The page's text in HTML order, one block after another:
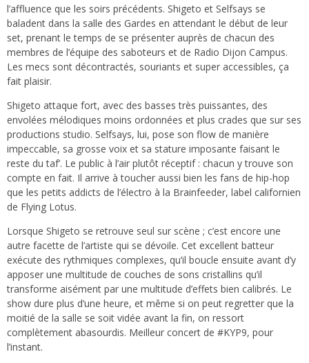
l’affluence que les soirs précédents. Shigeto et Selfsays se
baladent dans la salle des Gardes en attendant le début de leur
set, prenant le temps de se présenter auprès de chacun des
membres de l’équipe des saboteurs et de Radio Dijon Campus.
Les mecs sont décontractés, souriants et super accessibles, ça
fait plaisir.
Shigeto attaque fort, avec des basses très puissantes, des
envolées mélodiques moins ordonnées et plus crades que sur ses
productions studio. Selfsays, lui, pose son flow de manière
impeccable, sa grosse voix et sa stature imposante faisant le
reste du taf’. Le public à l’air plutôt réceptif : chacun y trouve son
compte en fait. Il arrive à toucher aussi bien les fans de hip-hop
que les petits addicts de l’électro à la Brainfeeder, label californien
de Flying Lotus.
Lorsque Shigeto se retrouve seul sur scène ; c’est encore une
autre facette de l’artiste qui se dévoile. Cet excellent batteur
exécute des rythmiques complexes, qu’il boucle ensuite avant d’y
apposer une multitude de couches de sons cristallins qu’il
transforme aisément par une multitude d’effets bien calibrés. Le
show dure plus d’une heure, et même si on peut regretter que la
moitié de la salle se soit vidée avant la fin, on ressort
complètement abasourdis. Meilleur concert de #KYP9, pour
l’instant.